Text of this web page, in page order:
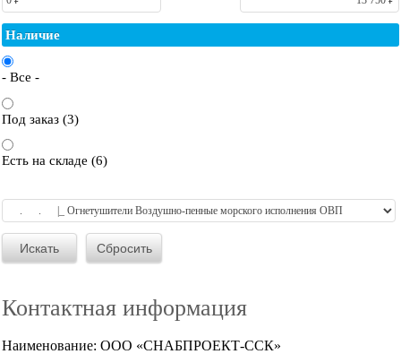
Наличие
- Все -
Под заказ (3)
Есть на складе (6)
Контактная информация
Наименование: ООО «СНАБПРОЕКТ-ССК»